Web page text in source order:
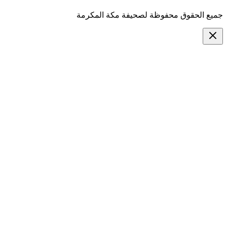
جميع الحقوق محفوظة لصحيفة مكة المكرمة